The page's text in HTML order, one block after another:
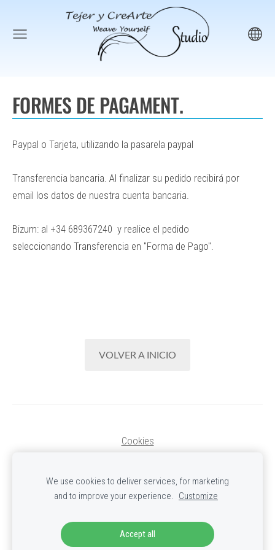
FORMES DE PAGAMENT.
Paypal o Tarjeta, utilizando la pasarela paypal
Transferencia bancaria. Al finalizar su pedido recibirá por
email los datos de nuestra cuenta bancaria.
Bizum: al +34 689367240 y realice el pedido
seleccionando Transferencia en "Forma de Pago".
VOLVER A INICIO
Cookies
TEJER Y CREARTE STUDIO
©Tots els drets reservats.
Página bysolucioneswebbcn.net
We use cookies to deliver services, for marketing
and to improve your experience. Customize
Accept all